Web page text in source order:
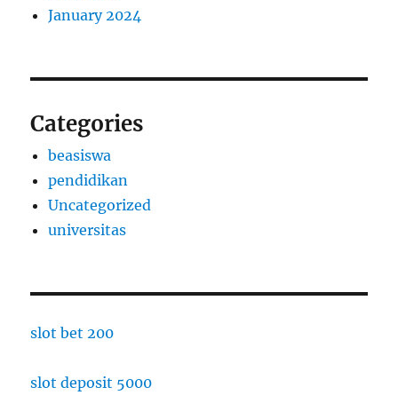
January 2024
Categories
beasiswa
pendidikan
Uncategorized
universitas
slot bet 200
slot deposit 5000